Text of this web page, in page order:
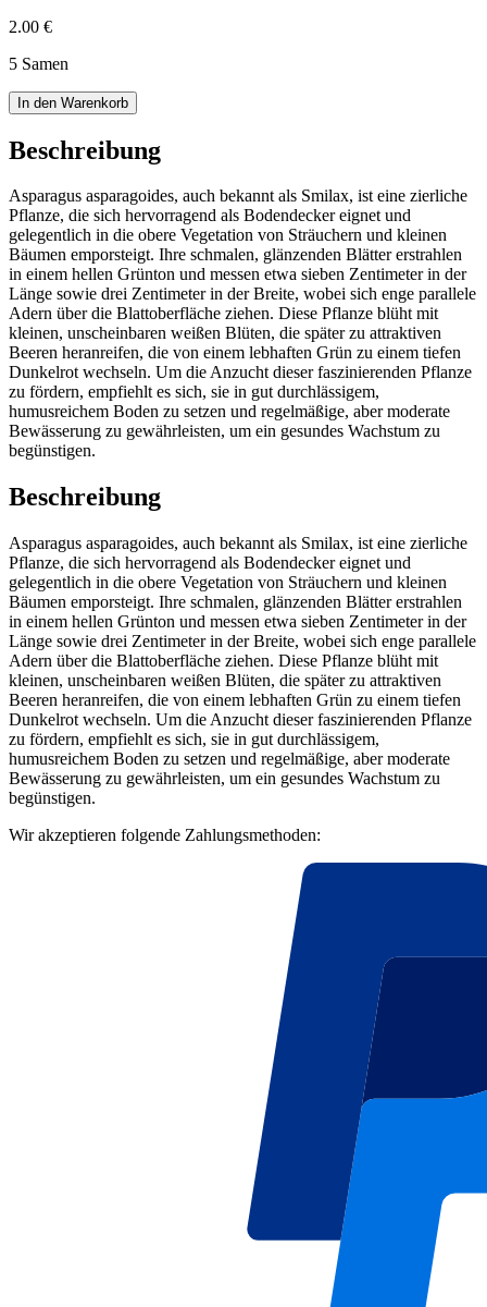
2.00 €
5 Samen
In den Warenkorb
Beschreibung
Asparagus asparagoides, auch bekannt als Smilax, ist eine zierliche
Pflanze, die sich hervorragend als Bodendecker eignet und
gelegentlich in die obere Vegetation von Sträuchern und kleinen
Bäumen emporsteigt. Ihre schmalen, glänzenden Blätter erstrahlen
in einem hellen Grünton und messen etwa sieben Zentimeter in der
Länge sowie drei Zentimeter in der Breite, wobei sich enge parallele
Adern über die Blattoberfläche ziehen. Diese Pflanze blüht mit
kleinen, unscheinbaren weißen Blüten, die später zu attraktiven
Beeren heranreifen, die von einem lebhaften Grün zu einem tiefen
Dunkelrot wechseln. Um die Anzucht dieser faszinierenden Pflanze
zu fördern, empfiehlt es sich, sie in gut durchlässigem,
humusreichem Boden zu setzen und regelmäßige, aber moderate
Bewässerung zu gewährleisten, um ein gesundes Wachstum zu
begünstigen.
Beschreibung
Asparagus asparagoides, auch bekannt als Smilax, ist eine zierliche
Pflanze, die sich hervorragend als Bodendecker eignet und
gelegentlich in die obere Vegetation von Sträuchern und kleinen
Bäumen emporsteigt. Ihre schmalen, glänzenden Blätter erstrahlen
in einem hellen Grünton und messen etwa sieben Zentimeter in der
Länge sowie drei Zentimeter in der Breite, wobei sich enge parallele
Adern über die Blattoberfläche ziehen. Diese Pflanze blüht mit
kleinen, unscheinbaren weißen Blüten, die später zu attraktiven
Beeren heranreifen, die von einem lebhaften Grün zu einem tiefen
Dunkelrot wechseln. Um die Anzucht dieser faszinierenden Pflanze
zu fördern, empfiehlt es sich, sie in gut durchlässigem,
humusreichem Boden zu setzen und regelmäßige, aber moderate
Bewässerung zu gewährleisten, um ein gesundes Wachstum zu
begünstigen.
Wir akzeptieren folgende Zahlungsmethoden: